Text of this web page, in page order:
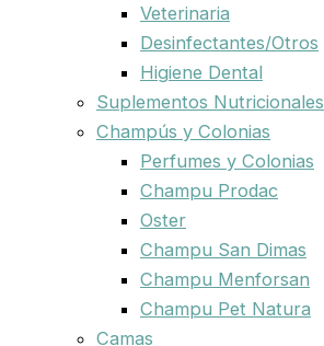
Veterinaria
Desinfectantes/Otros
Higiene Dental
Suplementos Nutricionales
Champús y Colonias
Perfumes y Colonias
Champu Prodac
Oster
Champu San Dimas
Champu Menforsan
Champu Pet Natura
Camas